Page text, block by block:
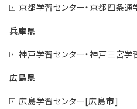
京都学習センター・京都四条
兵庫県
神戸学習センター・神戸三宮
広島県
広島学習センター[広島市]